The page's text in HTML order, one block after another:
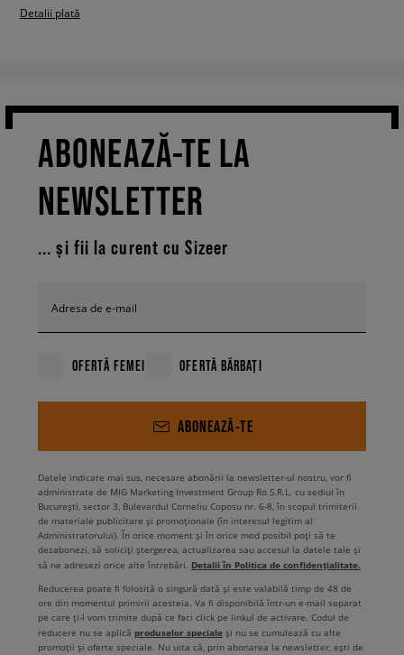
Detalii plată
ABONEAZĂ-TE LA
NEWSLETTER
... și fii la curent cu Sizeer
Adresa de e-mail
OFERTĂ FEMEI OFERTĂ BĂRBAȚI
ABONEAZĂ-TE
Datele indicate mai sus, necesare abonării la newsletter-ul nostru, vor fi
administrate de MIG Marketing Investment Group Ro S.R.L. cu sediul în
București, sector 3, Bulevardul Corneliu Coposu nr. 6-8, în scopul trimiterii
de materiale publicitare și promoționale (în interesul legitim al
Administratorului). În orice moment și în orice mod posibil poți să te
dezabonezi, să soliciți ștergerea, actualizarea sau accesul la datele tale și
să ne adresezi orice alte întrebări. Detalii în Politica de confidențialitate.
Reducerea poate fi folosită o singură dată și este valabilă timp de 48 de
ore din momentul primirii acesteia. Va fi disponibilă într-un e-mail separat
pe care ți-l vom trimite după ce faci click pe linkul de activare. Codul de
reducere nu se aplică produselor speciale și nu se cumulează cu alte
promoții și oferte speciale. Nu uita că, prin abonarea la newsletter, ești de